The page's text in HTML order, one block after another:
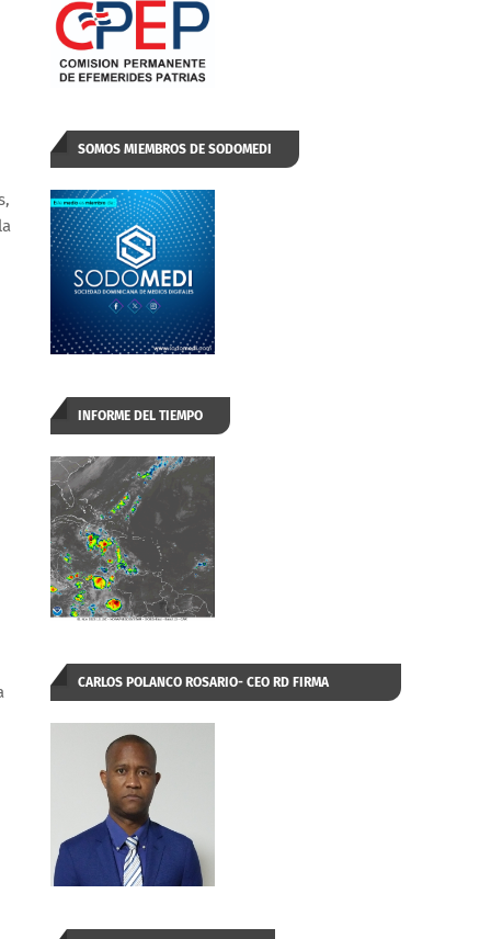
SOMOS MIEMBROS DE SODOMEDI
INFORME DEL TIEMPO
CARLOS POLANCO ROSARIO- CEO RD FIRMA
AUTORIZADA